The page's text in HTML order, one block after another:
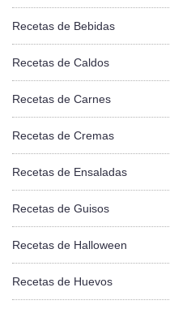
Recetas de Bebidas
Recetas de Caldos
Recetas de Carnes
Recetas de Cremas
Recetas de Ensaladas
Recetas de Guisos
Recetas de Halloween
Recetas de Huevos